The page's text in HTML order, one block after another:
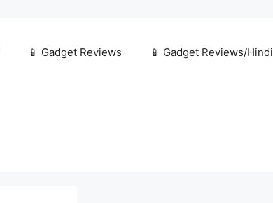
📱 Gadget Reviews 📱 Gadget Reviews/Hindi